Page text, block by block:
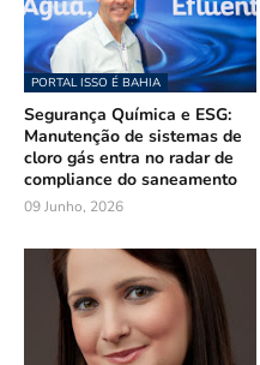
PORTAL ISSO É BAHIA
Segurança Química e ESG:
Manutenção de sistemas de
cloro gás entra no radar de
compliance do saneamento
09 Junho, 2026